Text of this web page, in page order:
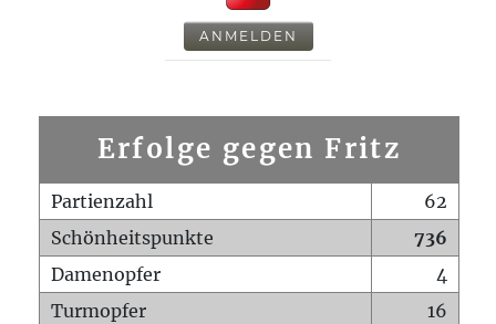
ANMELDEN
Erfolge gegen Fritz
Partienzahl
62
Schönheitspunkte
736
Damenopfer
4
Turmopfer
16